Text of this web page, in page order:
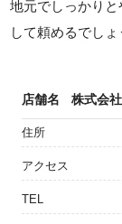
地元でしっかり
して頼めるでしょ
店舗名 株式会
住所
アクセス
TEL